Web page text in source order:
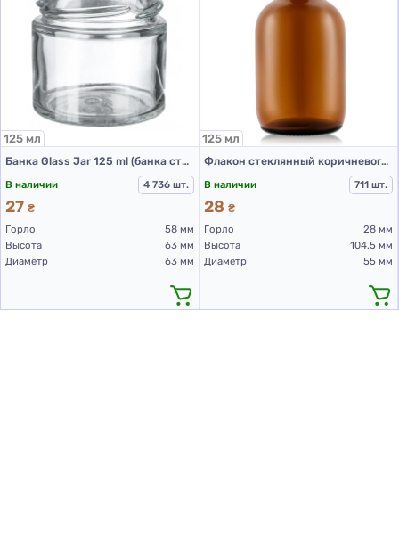
125 мл
Банка Glass Jar 125 ml (банка стеклянная 125 мл)
В наличии
4 736 шт.
27 ₴
Горло
58 мм
Высота
63 мм
Диаметр
63 мм
125 мл
Флакон стеклянный коричневого цвета для сиропов, 125 мл, тип III, для Л-П H422/140
В наличии
711 шт.
28 ₴
Горло
28 мм
Высота
104.5 мм
Диаметр
55 мм